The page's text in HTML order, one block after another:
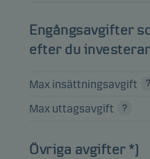
Class I-sek h
Danske Invest SICAV
Vänligen observera att
Engångsavgifter
efter du investerar
Max insättningsavgift
Max uttagsavgift
Övriga avgifter *)